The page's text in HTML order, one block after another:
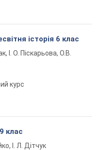
історія 6 клас
І. О. Піскарьова, О.В.
курс
клас
І. Л. Дітчук